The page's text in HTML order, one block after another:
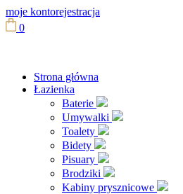
moje kontorejestracja
0
Strona główna
Łazienka
Baterie
Umywalki
Toalety
Bidety
Pisuary
Brodziki
Kabiny prysznicowe